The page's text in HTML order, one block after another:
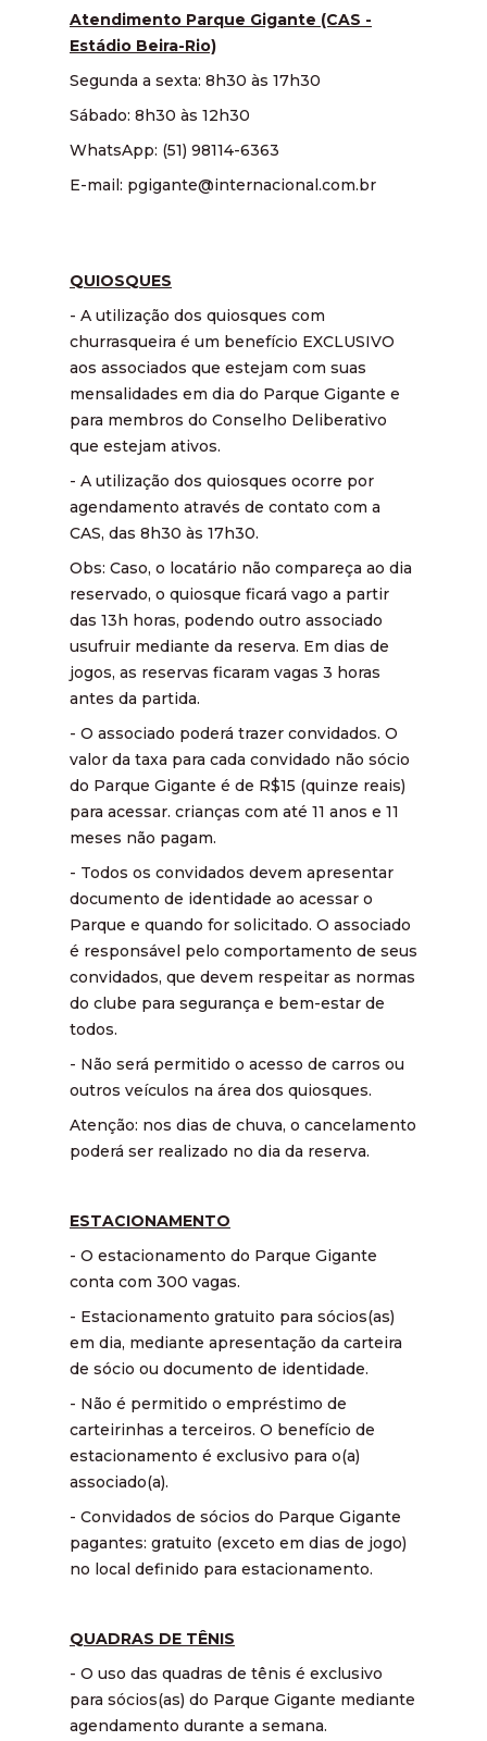
Atendimento Parque Gigante (CAS -
Estádio Beira-Rio)
Segunda a sexta: 8h30 às 17h30
Sábado: 8h30 às 12h30
WhatsApp: (51) 98114-6363
E-mail: pgigante@internacional.com.br
QUIOSQUES
- A utilização dos quiosques com
churrasqueira é um benefício EXCLUSIVO
aos associados que estejam com suas
mensalidades em dia do Parque Gigante e
para membros do Conselho Deliberativo
que estejam ativos.
- A utilização dos quiosques ocorre por
agendamento através de contato com a
CAS, das 8h30 às 17h30.
Obs: Caso, o locatário não compareça ao dia
reservado, o quiosque ficará vago a partir
das 13h horas, podendo outro associado
usufruir mediante da reserva. Em dias de
jogos, as reservas ficaram vagas 3 horas
antes da partida.
- O associado poderá trazer convidados. O
valor da taxa para cada convidado não sócio
do Parque Gigante é de R$15 (quinze reais)
para acessar. crianças com até 11 anos e 11
meses não pagam.
- Todos os convidados devem apresentar
documento de identidade ao acessar o
Parque e quando for solicitado. O associado
é responsável pelo comportamento de seus
convidados, que devem respeitar as normas
do clube para segurança e bem-estar de
todos.
- Não será permitido o acesso de carros ou
outros veículos na área dos quiosques.
Atenção: nos dias de chuva, o cancelamento
poderá ser realizado no dia da reserva.
ESTACIONAMENTO
- O estacionamento do Parque Gigante
conta com 300 vagas.
- Estacionamento gratuito para sócios(as)
em dia, mediante apresentação da carteira
de sócio ou documento de identidade.
- Não é permitido o empréstimo de
carteirinhas a terceiros. O benefício de
estacionamento é exclusivo para o(a)
associado(a).
- Convidados de sócios do Parque Gigante
pagantes: gratuito (exceto em dias de jogo)
no local definido para estacionamento.
QUADRAS DE TÊNIS
- O uso das quadras de tênis é exclusivo
para sócios(as) do Parque Gigante mediante
agendamento durante a semana.